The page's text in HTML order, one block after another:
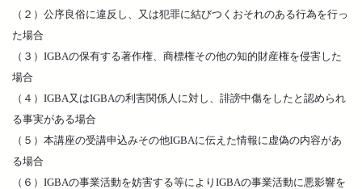
（２）公序良俗に違反し、又は犯罪に結びつくおそれのある行為を行っ
た場合
（３）IGBAの保有する著作権、商標権その他の知的財産権を侵害した
場合
（４）IGBA又はIGBAの利害関係人に対し、誹謗中傷をしたと認められ
る事実がある場合
（５）本講座の受講申込みその他IGBAに伝えた情報に虚偽の内容があ
る場合
（６）IGBAの事業活動を妨害する等によりIGBAの事業活動に悪影響を